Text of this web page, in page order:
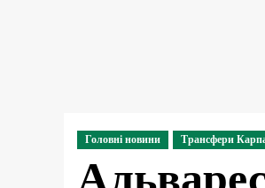
Головні новини Трансфери